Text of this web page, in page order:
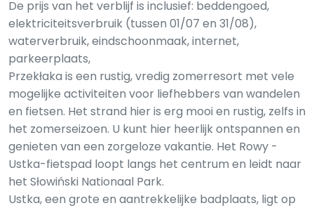
De prijs van het verblijf is inclusief: beddengoed,
elektriciteitsverbruik (tussen 01/07 en 31/08),
waterverbruik, eindschoonmaak, internet,
parkeerplaats,
Przekłaka is een rustig, vredig zomerresort met vele
mogelijke activiteiten voor liefhebbers van wandelen
en fietsen. Het strand hier is erg mooi en rustig, zelfs in
het zomerseizoen. U kunt hier heerlijk ontspannen en
genieten van een zorgeloze vakantie. Het Rowy -
Ustka-fietspad loopt langs het centrum en leidt naar
het Słowiński Nationaal Park.
Ustka, een grote en aantrekkelijke badplaats, ligt op